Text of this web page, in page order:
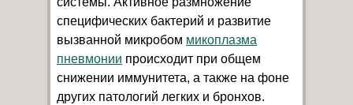
специфических бактерий и развитие
вызванной микробом микоплазма
пневмонии происходит при общем
снижении иммунитета, а также на фоне
других патологий легких и бронхов.